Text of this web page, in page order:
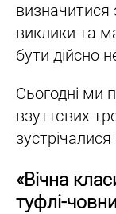
визначитися
виклики та
бути дійсно
Сьогодні ми
взуттєвих
«Вічна
туфлі-